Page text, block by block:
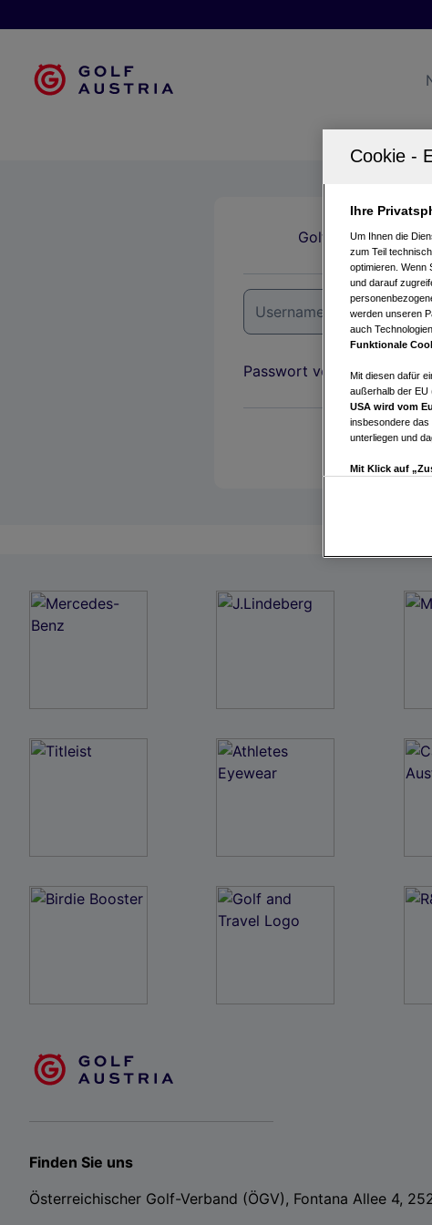
Golfclubs
Passwort vergessen?
Finden Sie uns
Österreichischer Golf-Verband (ÖGV), Fontana Allee 4,
Ihre
Um Ihnen die
zum Teil
optimieren. Wenn
und darauf
werden unseren
auch
Funktionale
Mit diesen dafür
außerhalb der EU
USA wird vom
insbesondere
unterliegen und
Mit Klick auf
Einstellungen“,
Wir und